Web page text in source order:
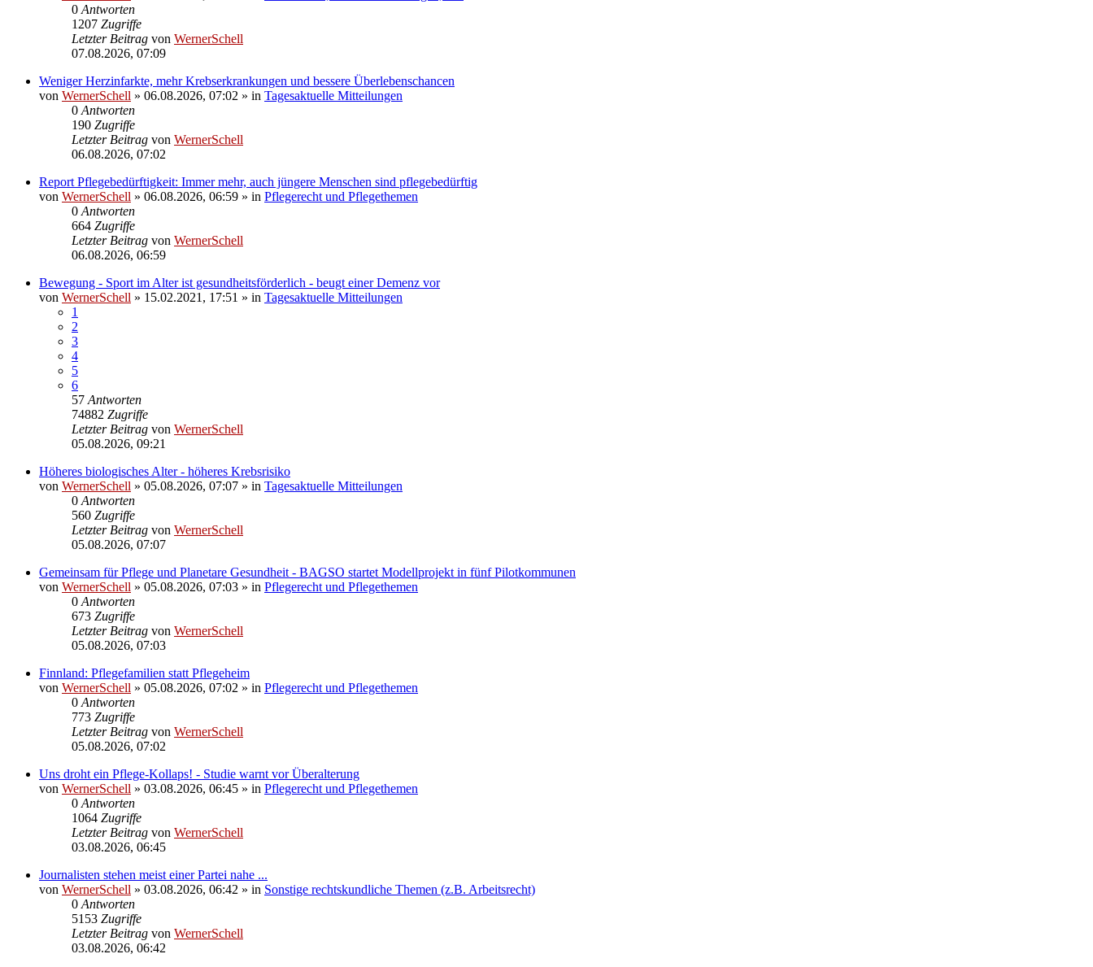
0 Antworten
1207 Zugriffe
Letzter Beitrag von WernerSchell
07.08.2026, 07:09
Weniger Herzinfarkte, mehr Krebserkrankungen und bessere Überlebenschancen
von WernerSchell » 06.08.2026, 07:02 » in Tagesaktuelle Mitteilungen
0 Antworten
190 Zugriffe
Letzter Beitrag von WernerSchell
06.08.2026, 07:02
Report Pflegebedürftigkeit: Immer mehr, auch jüngere Menschen sind pflegebedürftig
von WernerSchell » 06.08.2026, 06:59 » in Pflegerecht und Pflegethemen
0 Antworten
664 Zugriffe
Letzter Beitrag von WernerSchell
06.08.2026, 06:59
Bewegung - Sport im Alter ist gesundheitsförderlich - beugt einer Demenz vor
von WernerSchell » 15.02.2021, 17:51 » in Tagesaktuelle Mitteilungen
1
2
3
4
5
6
57 Antworten
74882 Zugriffe
Letzter Beitrag von WernerSchell
05.08.2026, 09:21
Höheres biologisches Alter - höheres Krebsrisiko
von WernerSchell » 05.08.2026, 07:07 » in Tagesaktuelle Mitteilungen
0 Antworten
560 Zugriffe
Letzter Beitrag von WernerSchell
05.08.2026, 07:07
Gemeinsam für Pflege und Planetare Gesundheit - BAGSO startet Modellprojekt in fünf Pilotkommunen
von WernerSchell » 05.08.2026, 07:03 » in Pflegerecht und Pflegethemen
0 Antworten
673 Zugriffe
Letzter Beitrag von WernerSchell
05.08.2026, 07:03
Finnland: Pflegefamilien statt Pflegeheim
von WernerSchell » 05.08.2026, 07:02 » in Pflegerecht und Pflegethemen
0 Antworten
773 Zugriffe
Letzter Beitrag von WernerSchell
05.08.2026, 07:02
Uns droht ein Pflege-Kollaps! - Studie warnt vor Überalterung
von WernerSchell » 03.08.2026, 06:45 » in Pflegerecht und Pflegethemen
0 Antworten
1064 Zugriffe
Letzter Beitrag von WernerSchell
03.08.2026, 06:45
Journalisten stehen meist einer Partei nahe ...
von WernerSchell » 03.08.2026, 06:42 » in Sonstige rechtskundliche Themen (z.B. Arbeitsrecht)
0 Antworten
5153 Zugriffe
Letzter Beitrag von WernerSchell
03.08.2026, 06:42